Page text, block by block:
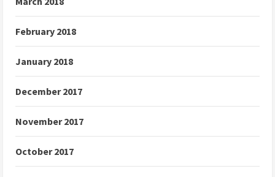
February 2018
January 2018
December 2017
November 2017
October 2017